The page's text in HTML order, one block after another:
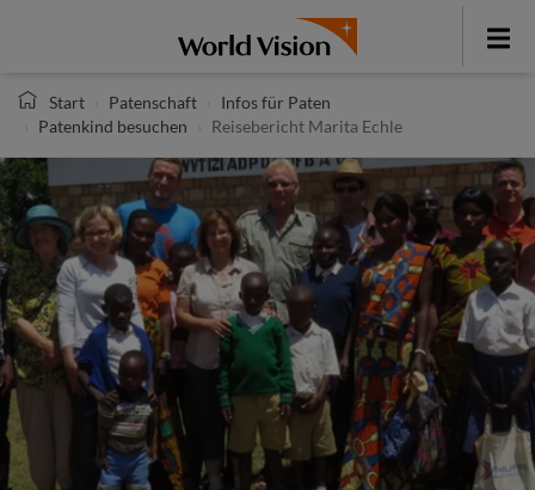
Toggle
Start
Patenschaft
Infos für Paten
Patenkind besuchen
Reisebericht Marita Echle